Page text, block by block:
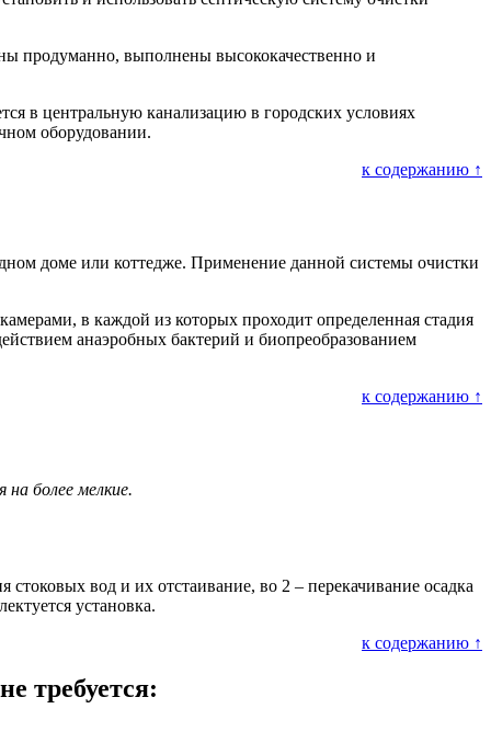
продуманно, выполнены высококачественно и
в центральную канализацию в городских условиях
оборудовании.
к содержанию ↑
доме или коттедже. Применение данной системы очистки
в каждой из которых проходит определенная стадия
анаэробных бактерий и биопреобразованием
к содержанию ↑
более мелкие.
вод и их отстаивание, во 2 – перекачивание осадка
установка.
к содержанию ↑
требуется: